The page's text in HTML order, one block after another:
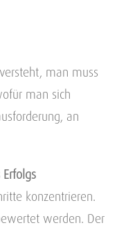
man muss
man sich
an
konzentrieren.
werden. Der